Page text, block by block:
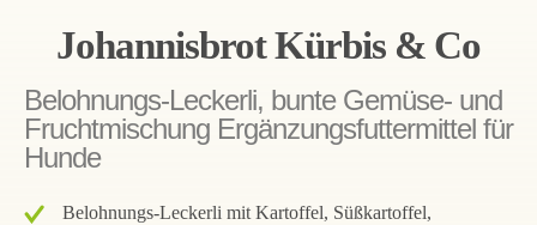
Johannisbrot Kürbis & Co
Belohnungs-Leckerli, bunte Gemüse- und
Fruchtmischung Ergänzungsfuttermittel für
Hunde
Belohnungs-Leckerli mit Kartoffel, Süßkartoffel,